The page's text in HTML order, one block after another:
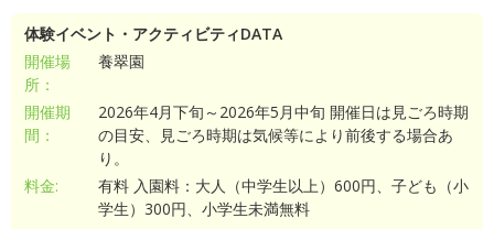
体験イベント・アクティビティDATA
開催場
所：
養翠園
開催期
間：
2026年4月下旬～2026年5月中旬 開催日は見ごろ時期
の目安、見ごろ時期は気候等により前後する場合あ
り。
料金:
有料 入園料：大人（中学生以上）600円、子ども（小
学生）300円、小学生未満無料